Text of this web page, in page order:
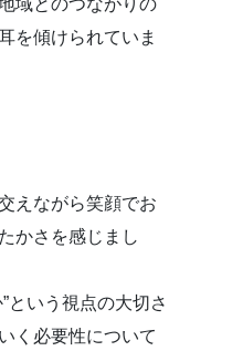
域とのつながりの
を傾けられていま
えながら笑顔でお
かさを感じまし
という視点の大切さ
く必要性について